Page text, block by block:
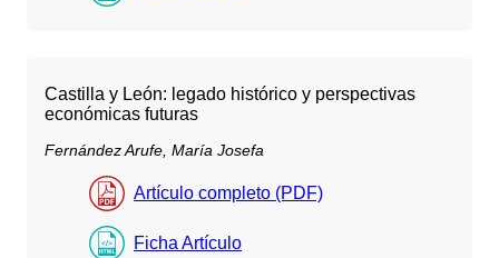
Castilla y León: legado histórico y perspectivas
económicas futuras
Fernández Arufe, María Josefa
Artículo completo (PDF)
Ficha Artículo